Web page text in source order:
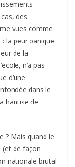
des
vues comme
la peur panique
de la
n’a pas
d’une
dans le
hantise de
? Mais quand le
de façon
nationale brutal